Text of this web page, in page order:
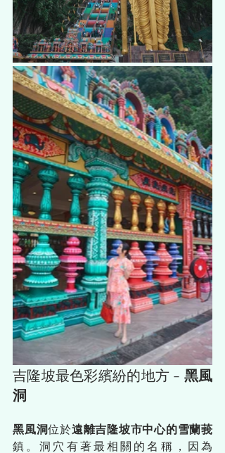
吉隆坡最色彩繽紛的地方 - 黑風
洞
黑風洞位於遠離吉隆坡市中心的雪蘭莪